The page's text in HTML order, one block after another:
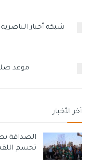
الطبيعية، لإذاعة صوت
أغسطس المقبل، لافتًًا
87% من حاجاتهم من
شيكل شهريًا لقطاع غزة.
شبكة أخبار الناصرية
موعد
أخر الأخبار
الصداقة
تحسم